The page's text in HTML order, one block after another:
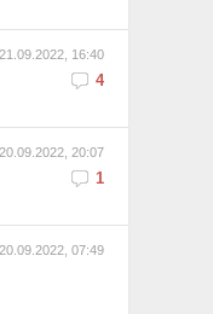
21.09.2022, 16:40
4
20.09.2022, 20:07
1
20.09.2022, 07:49